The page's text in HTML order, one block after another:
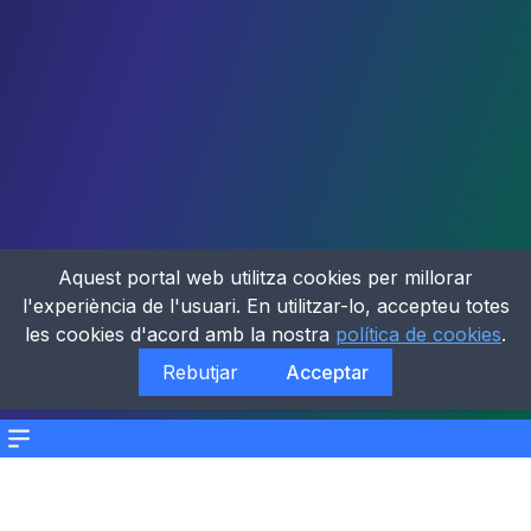
Menu
Aquest portal web utilitza cookies per millorar
l'experiència de l'usuari. En utilitzar-lo, accepteu totes
les cookies d'acord amb la nostra política de cookies.
Rebutjar
Acceptar